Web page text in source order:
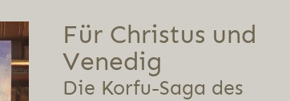
Für Christus und
Venedig
Die Korfu-Saga des